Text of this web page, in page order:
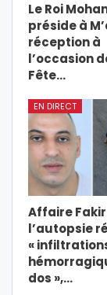
Le Roi
préside à
réception à
l’occasion
Fête…
EN DIRECT
Affaire Fakir
l’autopsie
«
dos »,…